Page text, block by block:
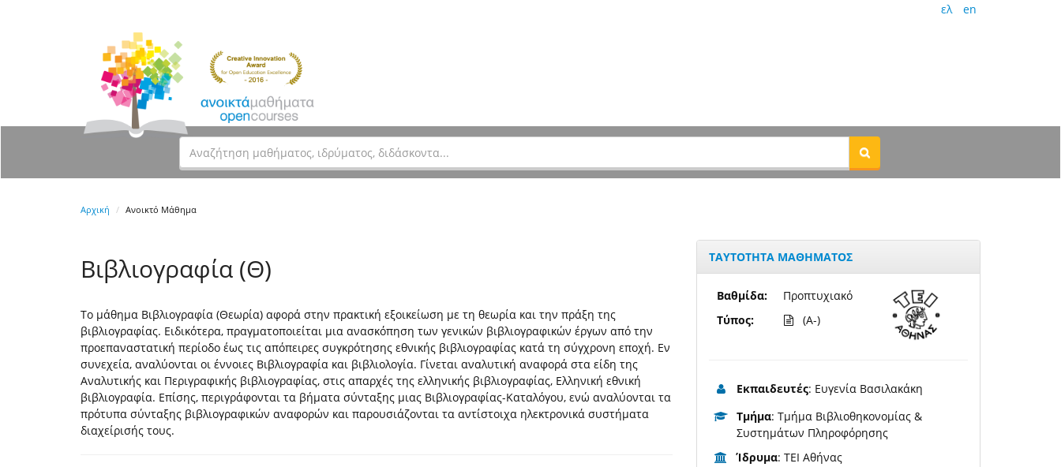
ελ en
Αρχική Ανοικτό Μάθημα
Βιβλιογραφία (Θ)
Το μάθημα Βιβλιογραφία (Θεωρία) αφορά στην πρακτική εξοικείωση με τη θεωρία και την πράξη της
βιβλιογραφίας. Ειδικότερα, πραγματοποιείται μια ανασκόπηση των γενικών βιβλιογραφικών έργων από την
προεπαναστατική περίοδο έως τις απόπειρες συγκρότησης εθνικής βιβλιογραφίας κατά τη σύγχρονη εποχή. Εν
συνεχεία, αναλύονται οι έννοιες Βιβλιογραφία και βιβλιολογία. Γίνεται αναλυτική αναφορά στα είδη της
Αναλυτικής και Περιγραφικής βιβλιογραφίας, στις απαρχές της ελληνικής βιβλιογραφίας, Ελληνική εθνική
βιβλιογραφία. Επίσης, περιγράφονται τα βήματα σύνταξης μιας Βιβλιογραφίας-Καταλόγου, ενώ αναλύονται τα
πρότυπα σύνταξης βιβλιογραφικών αναφορών και παρουσιάζονται τα αντίστοιχα ηλεκτρονικά συστήματα
διαχείρισής τους.
ΤΑΥΤΟΤΗΤΑ ΜΑΘΗΜΑΤΟΣ
Βαθμίδα:
Τύπος:
Προπτυχιακό
(A-)
Εκπαιδευτές: Ευγενία Βασιλακάκη
Τμήμα: Τμήμα Βιβλιοθηκονομίας &
Συστημάτων Πληροφόρησης
Ίδρυμα: ΤΕΙ Αθήνας